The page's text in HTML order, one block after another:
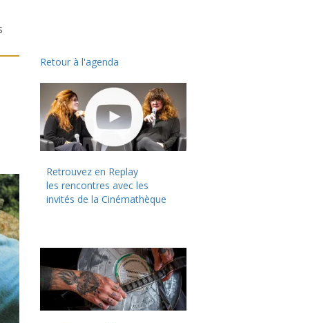
Retour à l'agenda
Retrouvez en Replay
les rencontres avec les
invités de la Cinémathèque